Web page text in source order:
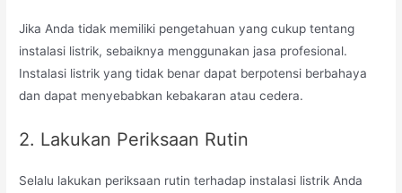
Jika Anda tidak memiliki pengetahuan yang cukup tentang
instalasi listrik, sebaiknya menggunakan jasa profesional.
Instalasi listrik yang tidak benar dapat berpotensi berbahaya
dan dapat menyebabkan kebakaran atau cedera.
2. Lakukan Periksaan Rutin
Selalu lakukan periksaan rutin terhadap instalasi listrik Anda